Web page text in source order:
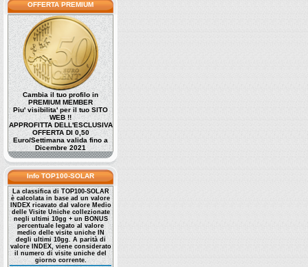
OFFERTA PREMIUM
Cambia il tuo profilo in
PREMIUM MEMBER
Piu' visibilita' per il tuo SITO
WEB !!
APPROFITTA DELL'ESCLUSIVA
OFFERTA DI 0,50
Euro/Settimana valida fino a
Dicembre 2021
Info TOP100-SOLAR
La classifica di TOP100-SOLAR
è calcolata in base ad un valore
INDEX ricavato dal valore Medio
delle Visite Uniche collezionate
negli ultimi 10gg + un BONUS
percentuale legato al valore
medio delle visite uniche IN
degli ultimi 10gg. A parità di
valore INDEX, viene considerato
il numero di visite uniche del
giorno corrente.